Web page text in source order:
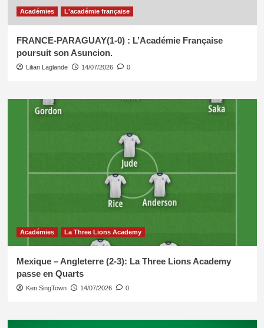
Académies L'académie française
FRANCE-PARAGUAY(1-0) : L’Académie Française
poursuit son Asuncion.
Lilian Laglande 14/07/2026 0
Académies La Three Lions Academy
Mexique – Angleterre (2-3): La Three Lions Academy
passe en Quarts
Ken SingTown 14/07/2026 0